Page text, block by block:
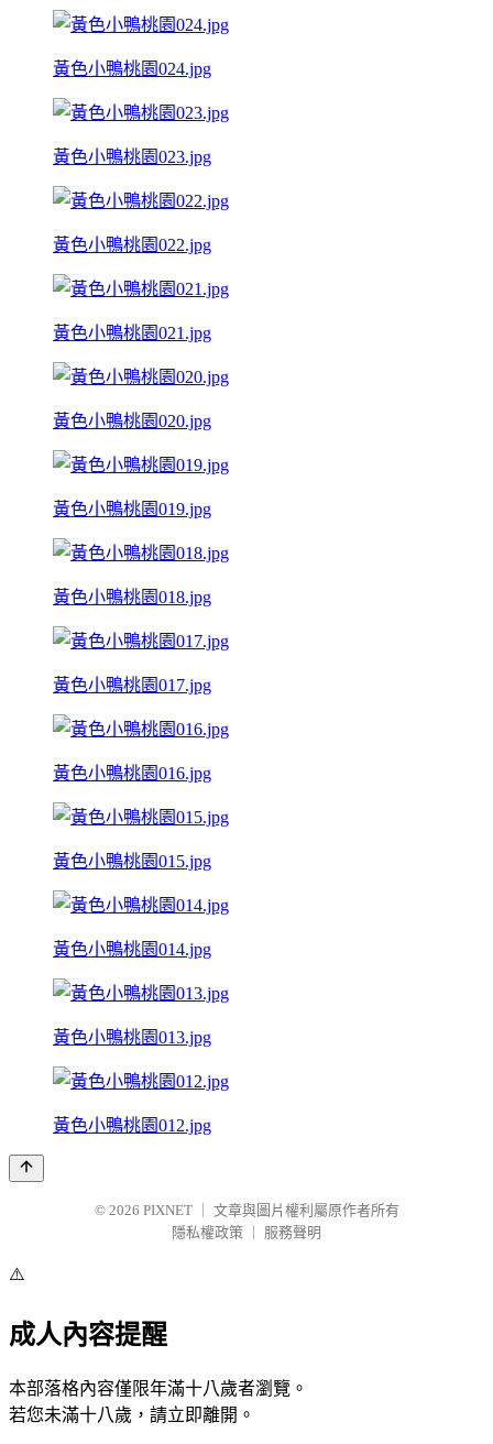
黃色小鴨桃園024.jpg
黃色小鴨桃園023.jpg
黃色小鴨桃園022.jpg
黃色小鴨桃園021.jpg
黃色小鴨桃園020.jpg
黃色小鴨桃園019.jpg
黃色小鴨桃園018.jpg
黃色小鴨桃園017.jpg
黃色小鴨桃園016.jpg
黃色小鴨桃園015.jpg
黃色小鴨桃園014.jpg
黃色小鴨桃園013.jpg
黃色小鴨桃園012.jpg
© 2026 PIXNET
文章與圖片權利屬原作者所有
隱私權政策
服務聲明
⚠️
成人內容提醒
本部落格內容僅限年滿十八歲者瀏覽。
若您未滿十八歲，請立即離開。